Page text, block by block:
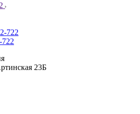
722
722
23Б